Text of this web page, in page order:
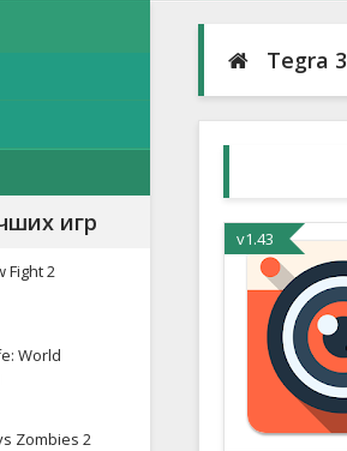
игр
Fight 2
World
Zombies 2
Tegra 3
v1.43